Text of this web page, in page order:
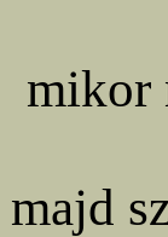
mikor
majd